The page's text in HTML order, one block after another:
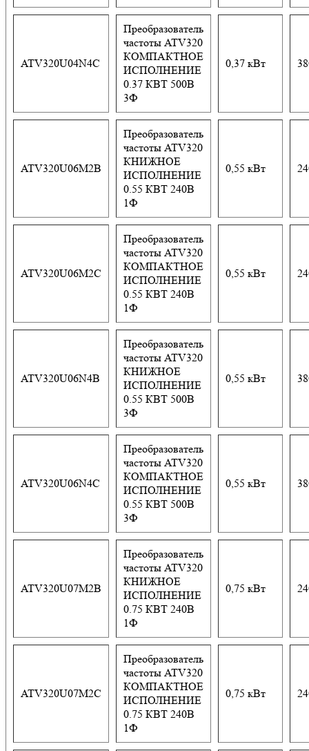
ATV320U04N4C
Преобразователь
частоты ATV320
КОМПАКТНОЕ
ИСПОЛНЕНИЕ
0.37 КВТ 500В
3Ф
0,37 кВт
ATV320U06M2B
Преобразователь
частоты ATV320
КНИЖНОЕ
ИСПОЛНЕНИЕ
0.55 КВТ 240В
1Ф
0,55 кВт
ATV320U06M2C
Преобразователь
частоты ATV320
КОМПАКТНОЕ
ИСПОЛНЕНИЕ
0.55 КВТ 240В
1Ф
0,55 кВт
ATV320U06N4B
Преобразователь
частоты ATV320
КНИЖНОЕ
ИСПОЛНЕНИЕ
0.55 КВТ 500В
3Ф
0,55 кВт
ATV320U06N4C
Преобразователь
частоты ATV320
КОМПАКТНОЕ
ИСПОЛНЕНИЕ
0.55 КВТ 500В
3Ф
0,55 кВт
ATV320U07M2B
Преобразователь
частоты ATV320
КНИЖНОЕ
ИСПОЛНЕНИЕ
0.75 КВТ 240В
1Ф
0,75 кВт
ATV320U07M2C
Преобразователь
частоты ATV320
КОМПАКТНОЕ
ИСПОЛНЕНИЕ
0.75 КВТ 240В
1Ф
0,75 кВт